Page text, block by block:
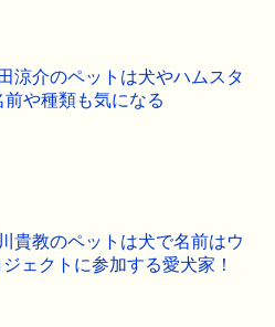
涼介のペットは犬やハムスタ
や種類も気になる
貴教のペットは犬で名前はウ
ェクトに参加する愛犬家！